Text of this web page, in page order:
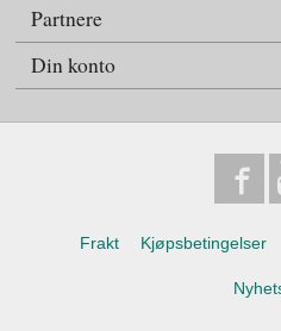
Partnere
Din konto
Frakt Kjøpsbetingelser